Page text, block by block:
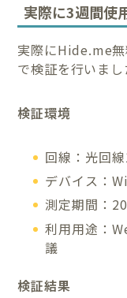
実際に3週間使
実際にHide.me
で検証を行いまし
検証環境
回線：光回
デバイス：
測定期間：
利用用途：
議
検証結果